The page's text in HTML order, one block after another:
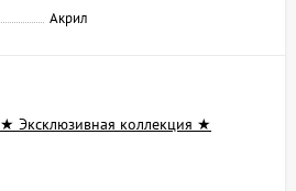
Акрил
★ Эксклюзивная коллекция ★